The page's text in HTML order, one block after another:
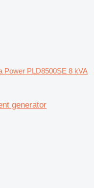
Power PLD8500SE 8 kVA
generator